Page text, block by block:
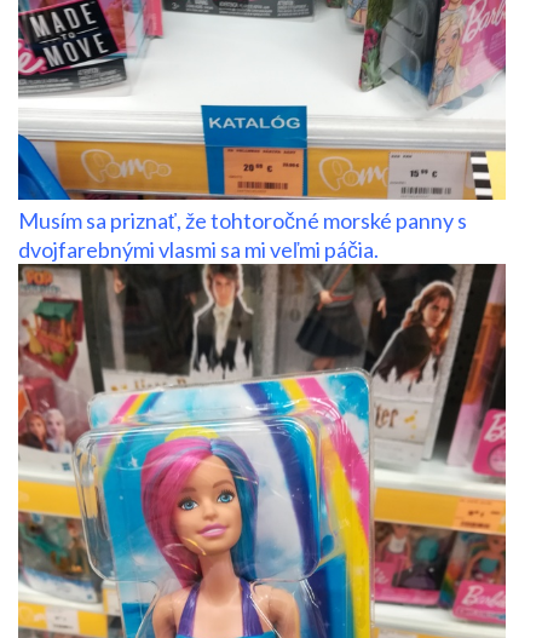
Musím sa priznať, že tohtoročné morské panny s
dvojfarebnými vlasmi sa mi veľmi páčia.